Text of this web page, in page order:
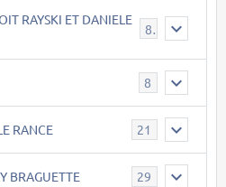
RAYSKI ET DANIELE
8
8
RANCE 21
BRAGUETTE 29